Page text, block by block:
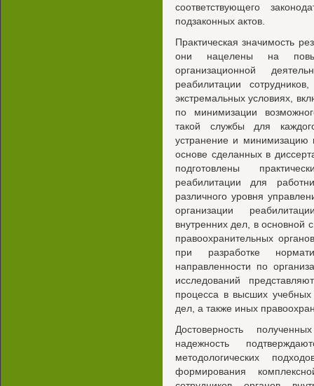
соответствующего
подзаконных актов.
Практическая значимость
они нацелены на
организационной
реабилитации
экстремальных условиях,
по минимизации
такой службы для
устранение и минимизацию
основе сделанных в
подготовлены
реабилитации для
различного уровня
организации
внутренних дел, в основной
правоохранительных
при разработке
направленности по
исследований
процесса в высших учебных
дел, а также иных
Достоверность
надежность
методологических
формирования